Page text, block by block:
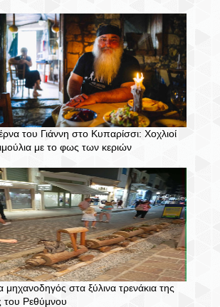
του Γιάννη στο Κυπαρίσσι: Χοχλιοί
με το φως των κεριών
μηχανοδηγός στα ξύλινα τρενάκια της
του Ρεθύμνου